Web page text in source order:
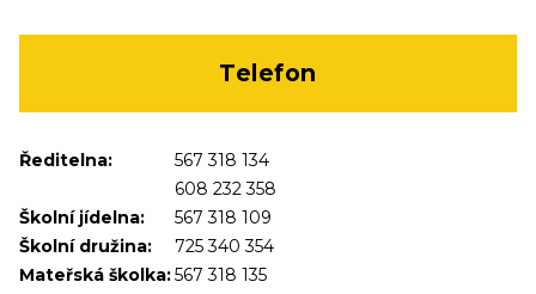
Telefon
Ředitelna:
567 318 134
608 232 358
Školní jídelna:
567 318 109
Školní družina:
725 340 354
Mateřská školka:567 318 135